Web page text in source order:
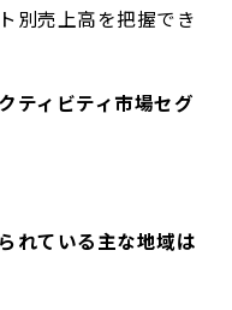
別売上高を把握でき
ティビティ市場セグ
れている主な地域は